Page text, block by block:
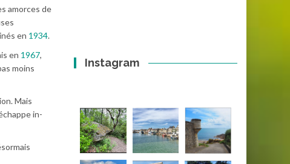
amorces de
en 1934.
en 1967,
moins
Mais
in-
Instagram